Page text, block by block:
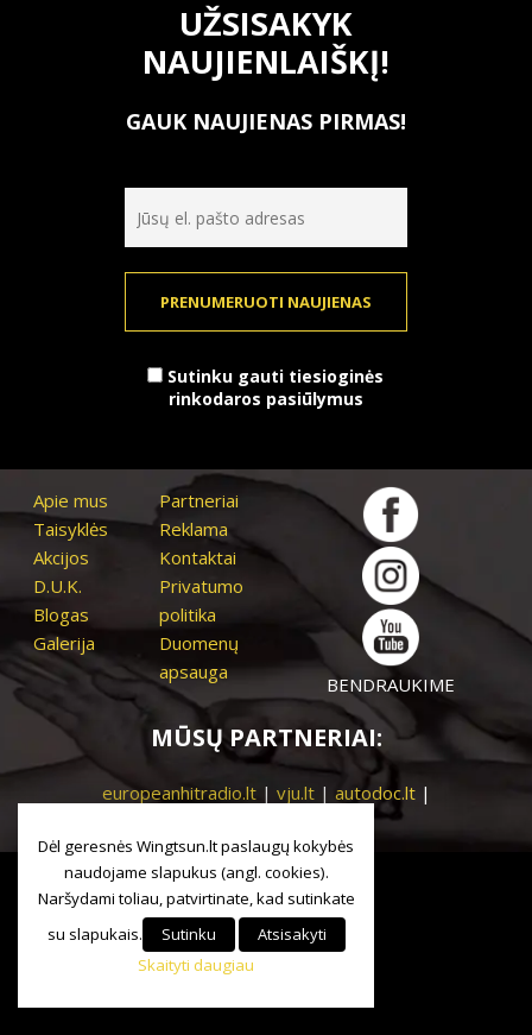
UŽSISAKYK
NAUJIENLAIŠKĮ!
GAUK NAUJIENAS PIRMAS!
PRENUMERUOTI NAUJIENAS
Sutinku gauti tiesioginės
rinkodaros pasiūlymus
Apie mus
Taisyklės
Akcijos
D.U.K.
Blogas
Galerija
Partneriai
Reklama
Kontaktai
Privatumo
politika
Duomenų
apsauga
BENDRAUKIME
MŪSŲ PARTNERIAI:
europeanhitradio.lt| vju.lt| autodoc.lt|
Dėl geresnės Wingtsun.lt paslaugų kokybės
naudojame slapukus (angl. cookies).
Naršydami toliau, patvirtinate, kad sutinkate
su slapukais.
Sutinku
Atsisakyti
Skaityti daugiau